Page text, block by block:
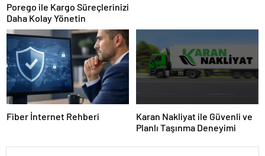
Porego ile Kargo Süreçlerinizi
Daha Kolay Yönetin
Fiber İnternet Rehberi
Karan Nakliyat ile Güvenli ve
Planlı Taşınma Deneyimi